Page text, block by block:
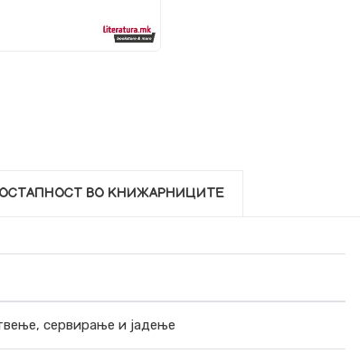
ВО КНИЖАРНИЦИТЕ
сервирање и јадење